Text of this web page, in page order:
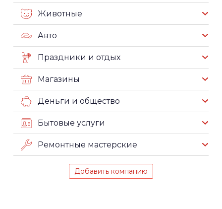
Животные
Авто
Праздники и отдых
Магазины
Деньги и общество
Бытовые услуги
Ремонтные мастерские
Добавить компанию